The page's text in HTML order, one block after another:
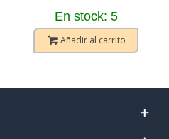
En stock: 5
Añadir al carrito